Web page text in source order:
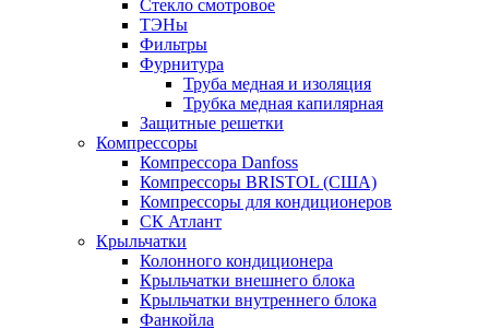
Стекло смотровое
ТЭНы
Фильтры
Фурнитура
Труба медная и изоляция
Трубка медная капилярная
Защитные решетки
Компрессоры
Компрессора Danfoss
Компрессоры BRISTOL (США)
Компрессоры для кондиционеров
СК Атлант
Крыльчатки
Колонного кондиционера
Крыльчатки внешнего блока
Крыльчатки внутреннего блока
Фанкойла